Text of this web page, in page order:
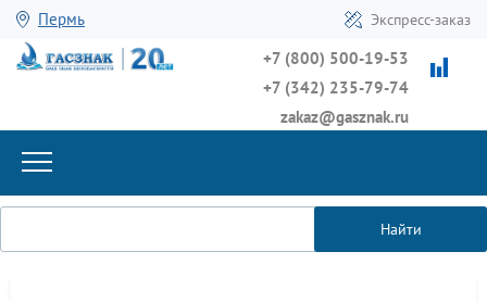
Пермь Экспресс-заказ
+7 (800) 500-19-53
+7 (342) 235-79-74
zakaz@gasznak.ru
Найти